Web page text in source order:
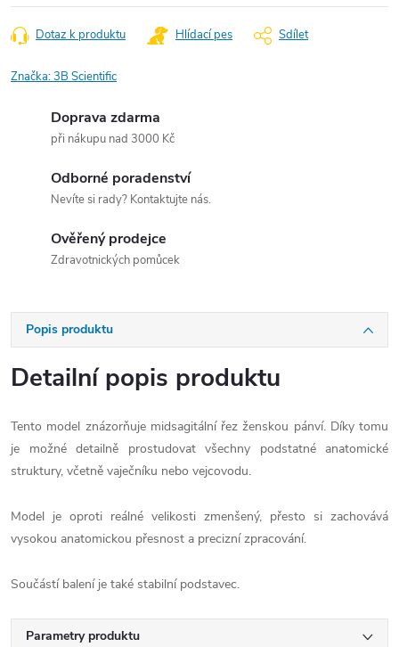
Dotaz k produktu Hlídací pes Sdílet
Značka:3B Scientific
Doprava zdarma
při nákupu nad 3000 Kč
Odborné poradenství
Nevíte si rady? Kontaktujte nás.
Ověřený prodejce
Zdravotnických pomůcek
Popis produktu
Detailní popis produktu
Tento model znázorňuje midsagitální řez ženskou pánví. Díky tomu
je možné detailně prostudovat všechny podstatné anatomické
struktury, včetně vaječníku nebo vejcovodu.
Model je oproti reálné velikosti zmenšený, přesto si zachovává
vysokou anatomickou přesnost a precizní zpracování.
Součástí balení je také stabilní podstavec.
Parametry produktu